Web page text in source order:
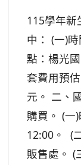
115學年新
中： (一)
點：楊光
套費用預
元。 二、
購買。 (一
12:00。 (
販售處。 (